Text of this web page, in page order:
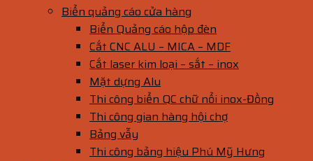
Biển quảng cáo cửa hàng
Biển Quảng cáo hộp đèn
Cắt CNC ALU – MICA – MDF
Cắt laser kim loại – sắt – inox
Mặt dựng Alu
Thi công biển QC chữ nổi inox-Đồng
Thi công gian hàng hội chợ
Bảng vẫy
Thi công bảng hiệu Phú Mỹ Hưng